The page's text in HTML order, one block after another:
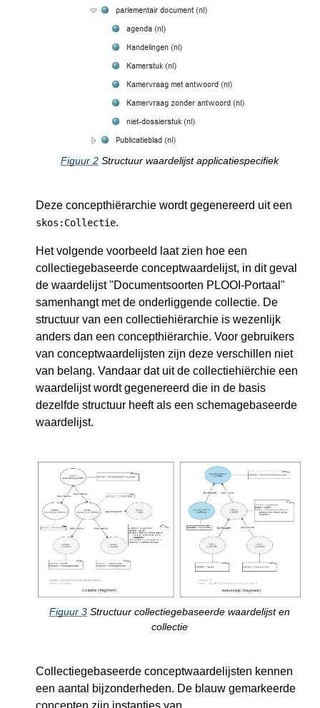
Figuur 2 Structuur waardelijst applicatiespecifiek
Deze concepthiërarchie wordt gegenereerd uit een
skos:Collectie.
Het volgende voorbeeld laat zien hoe een
collectiegebaseerde conceptwaardelijst, in dit geval
de waardelijst "Documentsoorten PLOOI-Portaal"
samenhangt met de onderliggende collectie. De
structuur van een collectiehiërarchie is wezenlijk
anders dan een concepthiërarchie. Voor gebruikers
van conceptwaardelijsten zijn deze verschillen niet
van belang. Vandaar dat uit de collectiehiërchie een
waardelijst wordt gegenereerd die in de basis
dezelfde structuur heeft als een schemagebaseerde
waardelijst.
Figuur 3 Structuur collectiegebaseerde waardelijst en
collectie
Collectiegebaseerde conceptwaardelijsten kennen
een aantal bijzonderheden. De blauw gemarkeerde
concepten zijn instanties van